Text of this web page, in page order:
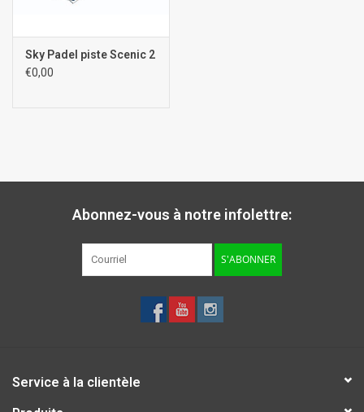
Sky Padel piste Scenic 2
€0,00
Abonnez-vous à notre infolettre:
S'ABONNER
Service à la clientèle